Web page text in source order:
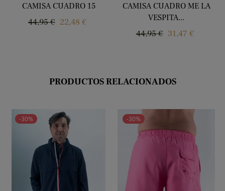
CAMISA CUADRO 15
Precio
44,95 € Precio
22,48 €
CAMISA CUADRO ME LA
VESPITA...
Precio
44,95 € Precio
31,47 €
PRODUCTOS RELACIONADOS
-30% -30%